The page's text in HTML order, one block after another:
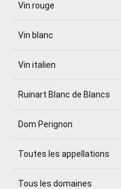
Vin rouge
Vin blanc
Vin italien
Ruinart Blanc de Blancs
Dom Perignon
Toutes les appellations
Tous les domaines